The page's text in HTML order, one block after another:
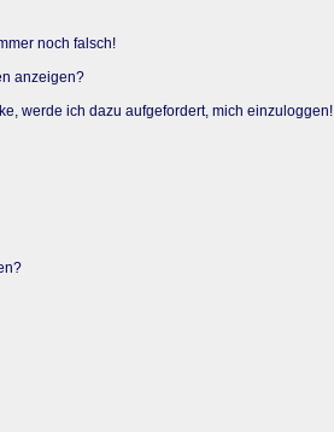
noch falsch!
anzeigen?
werde ich dazu aufgefordert, mich einzuloggen!